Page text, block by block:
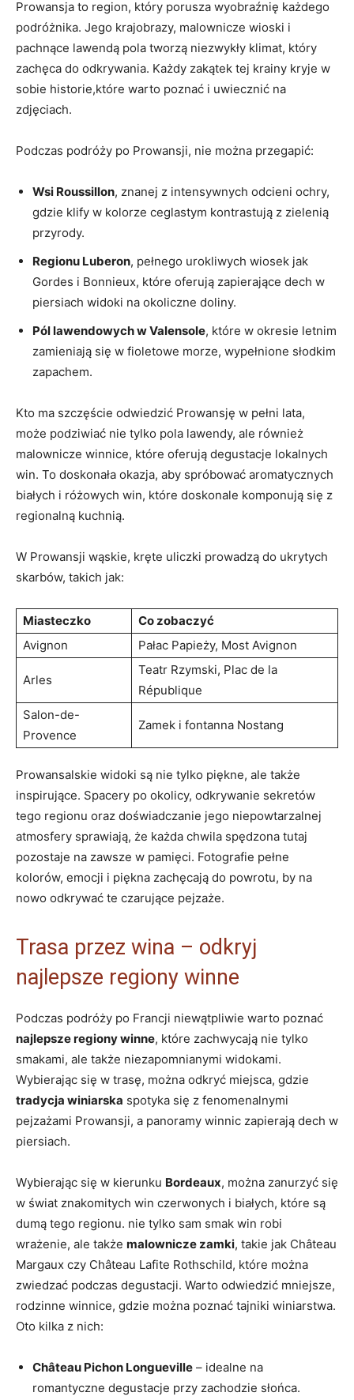
Prowansja to region, który porusza wyobraźnię każdego
podróżnika. Jego krajobrazy, malownicze wioski i
pachnące lawendą pola tworzą niezwykły klimat, który
zachęca do odkrywania. Każdy zakątek tej krainy kryje w
sobie historie,które warto poznać i uwiecznić na
zdjęciach.
Podczas podróży po Prowansji, nie można przegapić:
Wsi Roussillon, znanej z intensywnych odcieni ochry,
gdzie klify w kolorze ceglastym kontrastują z zielenią
przyrody.
Regionu Luberon, pełnego urokliwych wiosek jak
Gordes i Bonnieux, które oferują zapierające dech w
piersiach widoki na okoliczne doliny.
Pól lawendowych w Valensole, które w okresie letnim
zamieniają się w fioletowe morze, wypełnione słodkim
zapachem.
Kto ma szczęście odwiedzić Prowansję w pełni lata,
może podziwiać nie tylko pola lawendy, ale również
malownicze winnice, które oferują degustacje lokalnych
win. To doskonała okazja, aby spróbować aromatycznych
białych i różowych win, które doskonale komponują się z
regionalną kuchnią.
W Prowansji wąskie, kręte uliczki prowadzą do ukrytych
skarbów, takich jak:
Miasteczko
Co zobaczyć
Avignon
Pałac Papieży, Most Avignon
Arles
Teatr Rzymski, Plac de la
République
Salon-de-
Provence
Zamek i fontanna Nostang
Prowansalskie widoki są nie tylko piękne, ale także
inspirujące. Spacery po okolicy, odkrywanie sekretów
tego regionu oraz doświadczanie jego niepowtarzalnej
atmosfery sprawiają, że każda chwila spędzona tutaj
pozostaje na zawsze w pamięci. Fotografie pełne
kolorów, emocji i piękna zachęcają do powrotu, by na
nowo odkrywać te czarujące pejzaże.
Trasa przez wina – odkryj
najlepsze regiony winne
Podczas podróży po Francji niewątpliwie warto poznać
najlepsze regiony winne, które zachwycają nie tylko
smakami, ale także niezapomnianymi widokami.
Wybierając się w trasę, można odkryć miejsca, gdzie
tradycja winiarska spotyka się z fenomenalnymi
pejzażami Prowansji, a panoramy winnic zapierają dech w
piersiach.
Wybierając się w kierunku Bordeaux, można zanurzyć się
w świat znakomitych win czerwonych i białych, które są
dumą tego regionu. nie tylko sam smak win robi
wrażenie, ale także malownicze zamki, takie jak Château
Margaux czy Château Lafite Rothschild, które można
zwiedzać podczas degustacji. Warto odwiedzić mniejsze,
rodzinne winnice, gdzie można poznać tajniki winiarstwa.
Oto kilka z nich:
Château Pichon Longueville – idealne na
romantyczne degustacje przy zachodzie słońca.